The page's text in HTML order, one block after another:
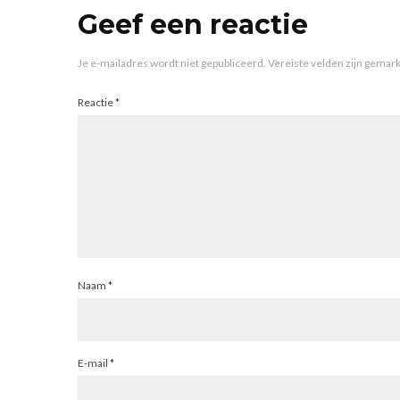
Geef een reactie
Je e-mailadres wordt niet gepubliceerd. Vereiste velden zijn
Reactie*
Naam *
E-mail *